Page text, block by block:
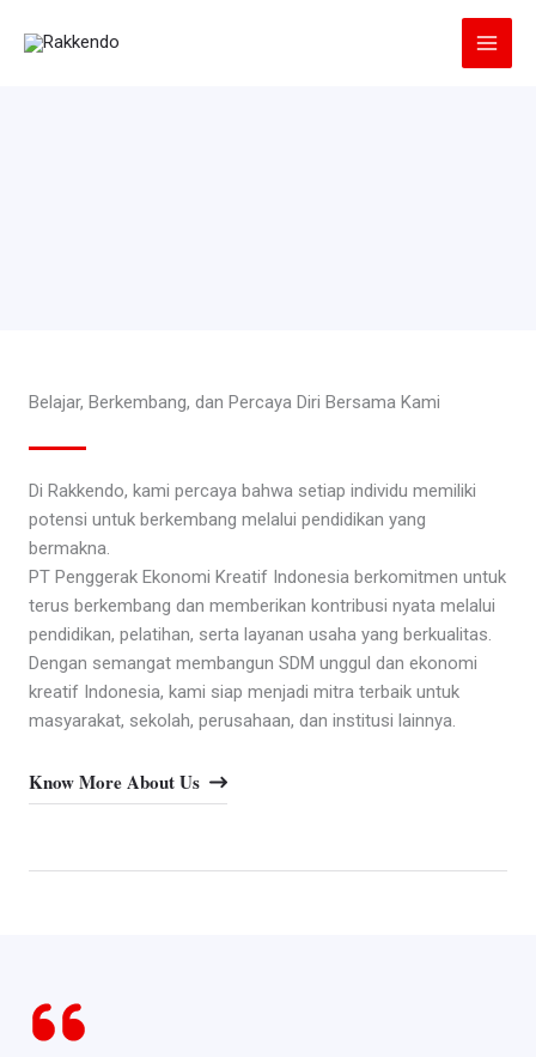
Belajar, Berkembang, dan Percaya Diri Bersama Kami
Di Rakkendo, kami percaya bahwa setiap individu memiliki
potensi untuk berkembang melalui pendidikan yang
bermakna.
PT Penggerak Ekonomi Kreatif Indonesia berkomitmen untuk
terus berkembang dan memberikan kontribusi nyata melalui
pendidikan, pelatihan, serta layanan usaha yang berkualitas.
Dengan semangat membangun SDM unggul dan ekonomi
kreatif Indonesia, kami siap menjadi mitra terbaik untuk
masyarakat, sekolah, perusahaan, dan institusi lainnya.
Know More About Us